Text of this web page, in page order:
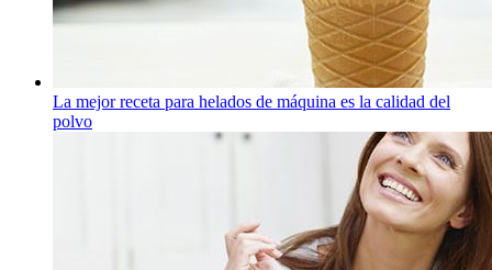
La mejor receta para helados de máquina es la calidad del
polvo